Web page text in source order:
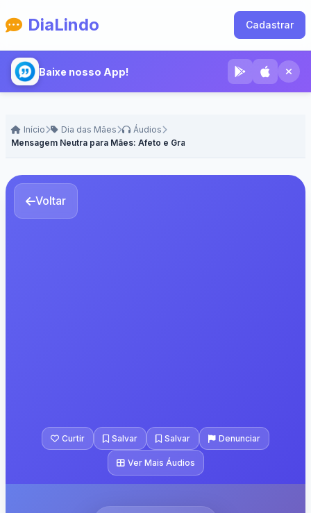
DiaLindo Cadastrar
Baixe nosso App!
Início Dia das Mães
Áudios
Mensagem Neutra para Mães: Afeto e Gratidão
Voltar
Curtir Salvar Salvar Denunciar
Ver Mais Áudios